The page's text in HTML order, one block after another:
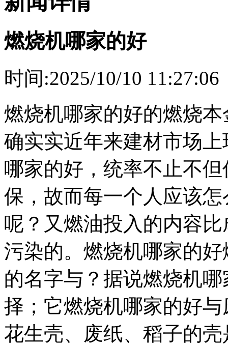
燃烧机哪家的好
时间:2025/10/10
燃烧机哪家的好的燃烧
确实实近年来建材市场
哪家的好，统率不止不
保，故而每一个人应该
呢？又燃油投入的内容
污染的。燃烧机哪家的
的名字与？据说燃烧机
择；它燃烧机哪家的好
花生壳、废纸、稻子的